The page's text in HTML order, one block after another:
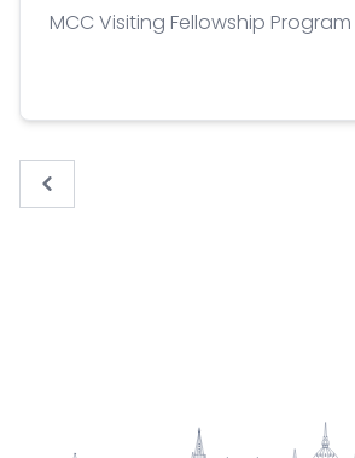
MCC Visiting Fellowship Program
« Previous